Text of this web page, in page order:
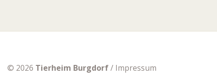
© 2026 Tierheim Burgdorf/ Impressum